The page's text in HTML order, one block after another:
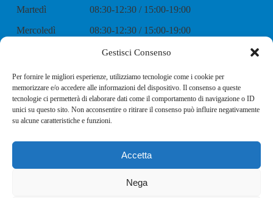
Gestisci Consenso
Per fornire le migliori esperienze, utilizziamo tecnologie come i cookie per
memorizzare e/o accedere alle informazioni del dispositivo. Il consenso a queste
tecnologie ci permetterà di elaborare dati come il comportamento di navigazione o ID
unici su questo sito. Non acconsentire o ritirare il consenso può influire negativamente
su alcune caratteristiche e funzioni.
Accetta
Nega
Martedì
08:30-12:30 / 15:00-19:00
Mercoledì
08:30-12:30 / 15:00-19:00
08:30-12:30 / 15:00-19:00
Venerdì
08:30-12:30 / 15:00-19:00
Sabato
08:30-12:30 / 15:00-19:00
Domenica
chiuso